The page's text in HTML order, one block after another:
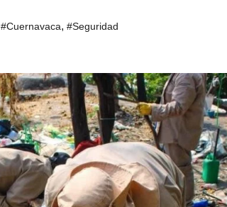
#Cuernavaca, #Seguridad